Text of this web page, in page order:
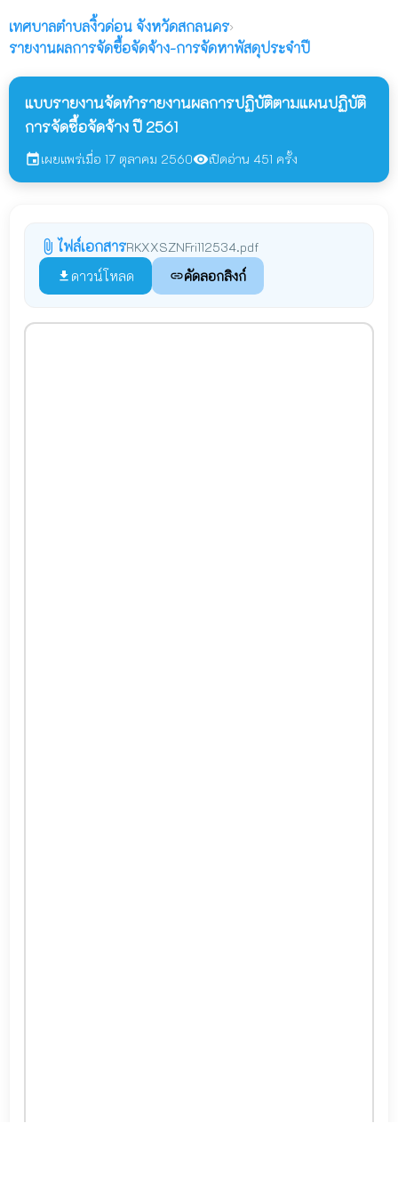
เทศบาลตำบลงิ้วด่อน จังหวัดสกลนคร›
รายงานผลการจัดซื้อจัดจ้าง-การจัดหาพัสดุประจำปี
แบบรายงานจัดทำรายงานผลการปฏิบัติตามแผนปฏิบัติ
การจัดซื้อจัดจ้าง ปี 2561
eventเผยแพร่เมื่อ 17 ตุลาคม 2560visibilityเปิดอ่าน 451 ครั้ง
attach_file ไฟล์เอกสารRKXXSZNFri112534.pdf
file_download ดาวน์โหลด linkคัดลอกลิงก์